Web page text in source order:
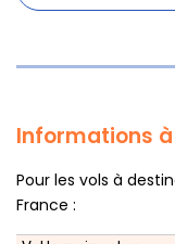
Informations
Pour les vols à
France :